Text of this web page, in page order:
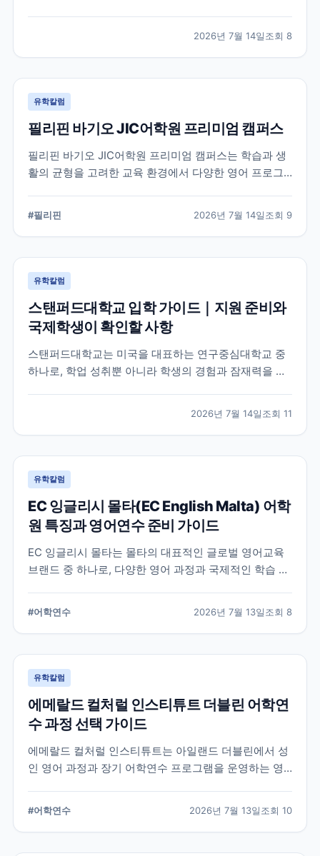
2026년 7월 14일조회 8
유학칼럼
필리핀 바기오 JIC어학원 프리미엄 캠퍼스
필리핀 바기오 JIC어학원 프리미엄 캠퍼스는 학습과 생
활의 균형을 고려한 교육 환경에서 다양한 영어 프로그
했습니다.
#필리핀 2026년 7월 14일조회 9
유학칼럼
스탠퍼드대학교 입학 가이드｜지원 준비와
국제학생이 확인할 사항
스탠퍼드대학교는 미국을 대표하는 연구중심대학교 중
하나로, 학업 성취뿐 아니라 학생의 경험과 잠재력을 종
확인이 필요한 정보를 함께 정리했습니다.
2026년 7월 14일조회 11
유학칼럼
EC 잉글리시 몰타(EC English Malta) 어학
원 특징과 영어연수 준비 가이드
EC 잉글리시 몰타는 몰타의 대표적인 글로벌 영어교육
브랜드 중 하나로, 다양한 영어 과정과 국제적인 학습 환
습니다.
#어학연수 2026년 7월 13일조회 8
유학칼럼
에메랄드 컬처럴 인스티튜트 더블린 어학연
수 과정 선택 가이드
에메랄드 컬처럴 인스티튜트는 아일랜드 더블린에서 성
인 영어 과정과 장기 어학연수 프로그램을 운영하는 영
기준을 정리합니다.
#어학연수 2026년 7월 13일조회 10